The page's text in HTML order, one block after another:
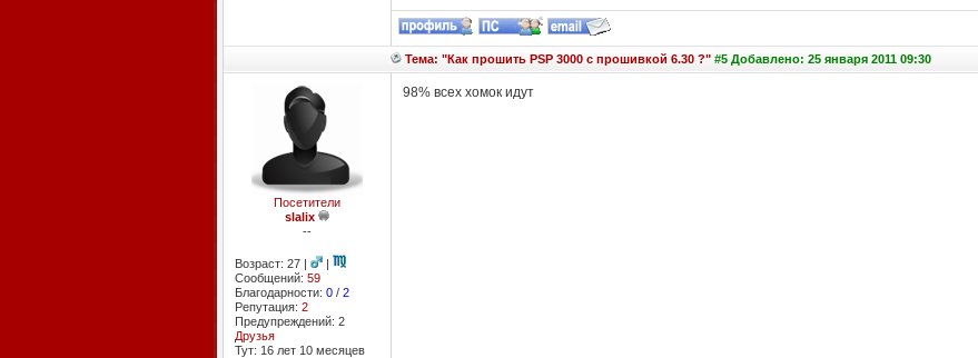
Тема: "Как прошить PSP 3000 с прошивкой 6.30 ?"#5 Добавлено: 25 января 2011 09:30
Посетители
slalix
--
Возраст: 27 |
|
Сообщений: 59
Благодарности: 0/ 2
Репутация: 2
Предупреждений: 2
Друзья
Тут: 16 лет 10 месяцев
98% всех хомок идут